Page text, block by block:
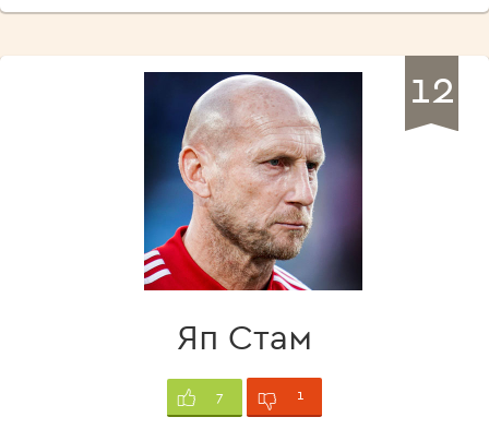
12
Яп Стам
7 1